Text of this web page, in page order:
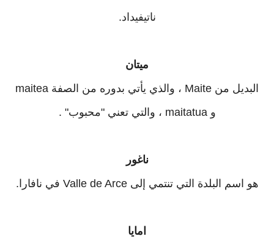
ناتيفيداد.
ميتان
البديل من Maite ، والذي يأتي بدوره من الصفة maitea
و maitatua ، والتي تعني "محبوب" .
ناغور
هو اسم البلدة التي تنتمي إلى Valle de Arce في نافارا.
امايا